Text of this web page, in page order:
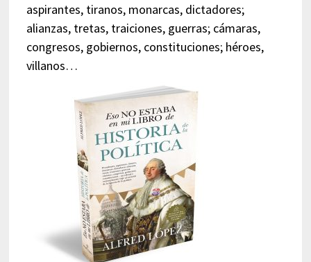
aspirantes, tiranos, monarcas, dictadores;
alianzas, tretas, traiciones, guerras; cámaras,
congresos, gobiernos, constituciones; héroes,
villanos…